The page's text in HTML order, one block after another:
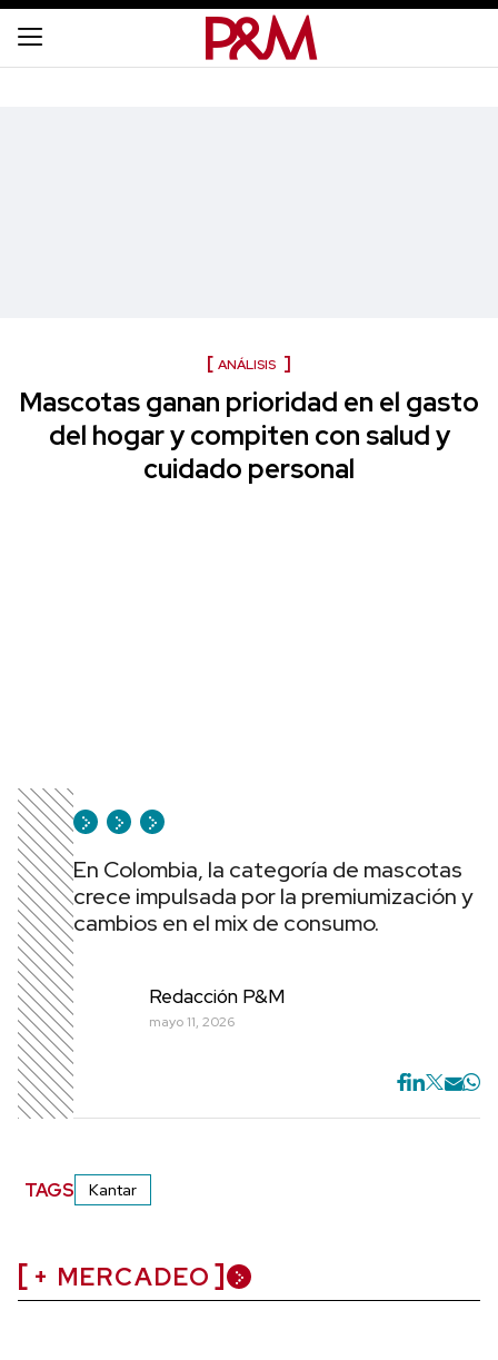
ANÁLISIS
Mascotas ganan prioridad en el gasto
del hogar y compiten con salud y
cuidado personal
En Colombia, la categoría de mascotas
crece impulsada por la premiumización y
cambios en el mix de consumo.
Redacción P&M
mayo 11, 2026
TAGS Kantar
+ MERCADEO